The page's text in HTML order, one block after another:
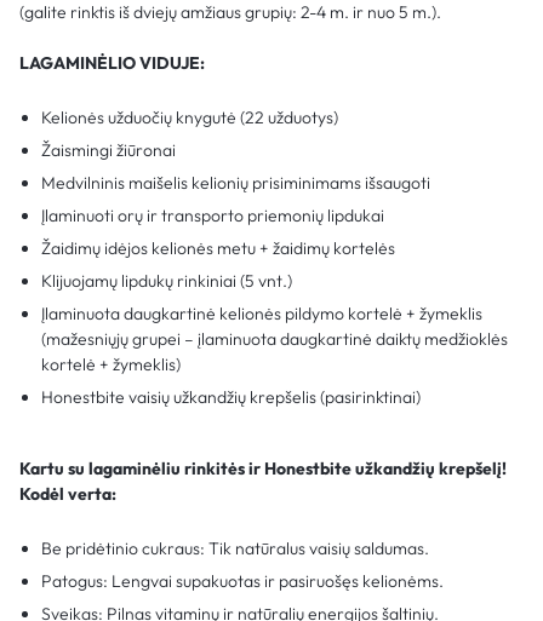
(galite rinktis iš dviejų amžiaus grupių: 2-4 m. ir nuo 5 m.).
LAGAMINĖLIO VIDUJE:
Kelionės užduočių knygutė (22 užduotys)
Žaismingi žiūronai
Medvilninis maišelis kelionių prisiminimams išsaugoti
Įlaminuoti orų ir transporto priemonių lipdukai
Žaidimų idėjos kelionės metu + žaidimų kortelės
Klijuojamų lipdukų rinkiniai (5 vnt.)
Įlaminuota daugkartinė kelionės pildymo kortelė + žymeklis
(mažesniųjų grupei – įlaminuota daugkartinė daiktų medžioklės
kortelė + žymeklis)
Honestbite vaisių užkandžių krepšelis (pasirinktinai)
Kartu su lagaminėliu rinkitės ir Honestbite užkandžių krepšelį!
Kodėl verta:
Be pridėtinio cukraus: Tik natūralus vaisių saldumas.
Patogus: Lengvai supakuotas ir pasiruošęs kelionėms.
Sveikas: Pilnas vitaminų ir natūralių energijos šaltinių.